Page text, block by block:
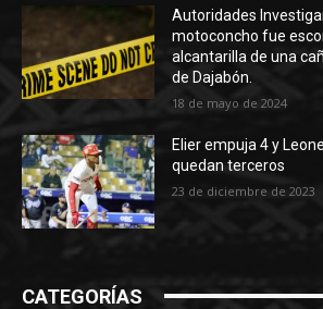
Autoridades
motoconcho fue
alcantarilla de una
de Dajabón.
18 de mayo de 2024
Elier empuja 4 y
quedan terceros
23 de diciembre de 2023
CATEGORÍAS